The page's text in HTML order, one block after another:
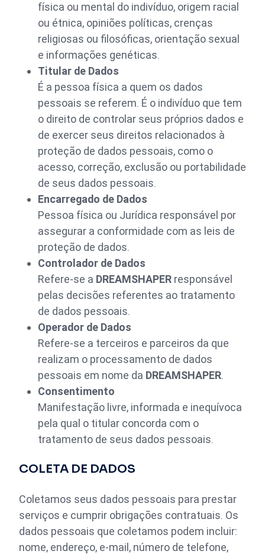
física ou mental do indivíduo, origem racial
ou étnica, opiniões políticas, crenças
religiosas ou filosóficas, orientação sexual
e informações genéticas.
Titular de Dados
É a pessoa física a quem os dados
pessoais se referem. É o indivíduo que tem
o direito de controlar seus próprios dados e
de exercer seus direitos relacionados à
proteção de dados pessoais, como o
acesso, correção, exclusão ou portabilidade
de seus dados pessoais.
Encarregado de Dados
Pessoa física ou Jurídica responsável por
assegurar a conformidade com as leis de
proteção de dados.
Controlador de Dados
Refere-se a DREAMSHAPER responsável
pelas decisões referentes ao tratamento
de dados pessoais.
Operador de Dados
Refere-se a terceiros e parceiros da que
realizam o processamento de dados
pessoais em nome da DREAMSHAPER.
Consentimento
Manifestação livre, informada e inequívoca
pela qual o titular concorda com o
tratamento de seus dados pessoais.
COLETA DE DADOS
Coletamos seus dados pessoais para prestar
serviços e cumprir obrigações contratuais. Os
dados pessoais que coletamos podem incluir:
nome, endereço, e-mail, número de telefone,